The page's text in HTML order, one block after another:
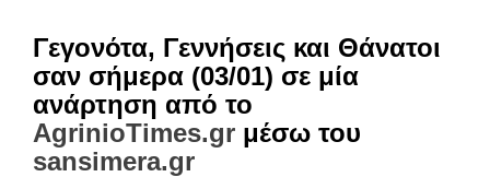
Γεγονότα, Γεννήσεις και Θάνατοι
σαν σήμερα (03/01) σε μία
ανάρτηση από το
AgrinioTimes.gr μέσω του
sansimera.gr